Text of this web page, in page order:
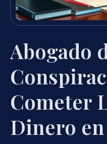
Abogado
Cometer
Dinero